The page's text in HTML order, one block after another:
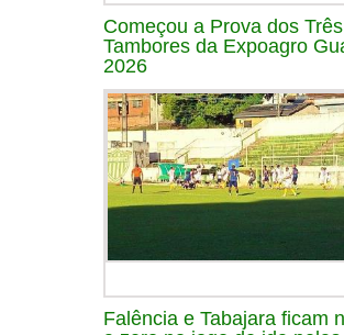
Começou a Prova dos Três
Tambores da Expoagro
2026
Falência e Tabajara ficam